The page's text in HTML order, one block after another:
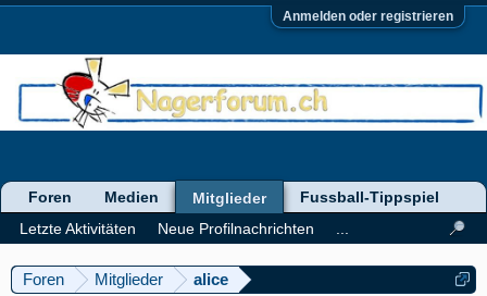
Anmelden oder registrieren
Foren Mitglieder alice
Foren Medien
Mitglieder
Letzte Aktivitäten
Neue Profilnachrichten
Fussball-Tippspiel